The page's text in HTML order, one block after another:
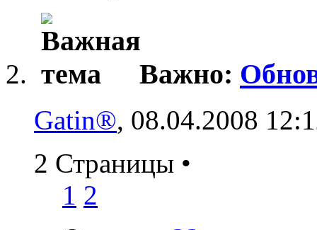
Важно:
Gatin®, 08.04.2008
2 Страницы •
1 2